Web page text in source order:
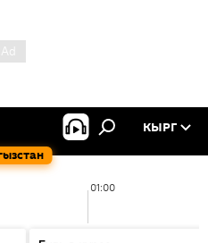
КЫРГ
01:00